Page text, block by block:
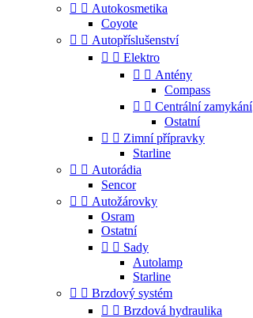
  Autokosmetika
Coyote
  Autopříslušenství
  Elektro
  Antény
Compass
  Centrální zamykání
Ostatní
  Zimní přípravky
Starline
  Autorádia
Sencor
  Autožárovky
Osram
Ostatní
  Sady
Autolamp
Starline
  Brzdový systém
  Brzdová hydraulika